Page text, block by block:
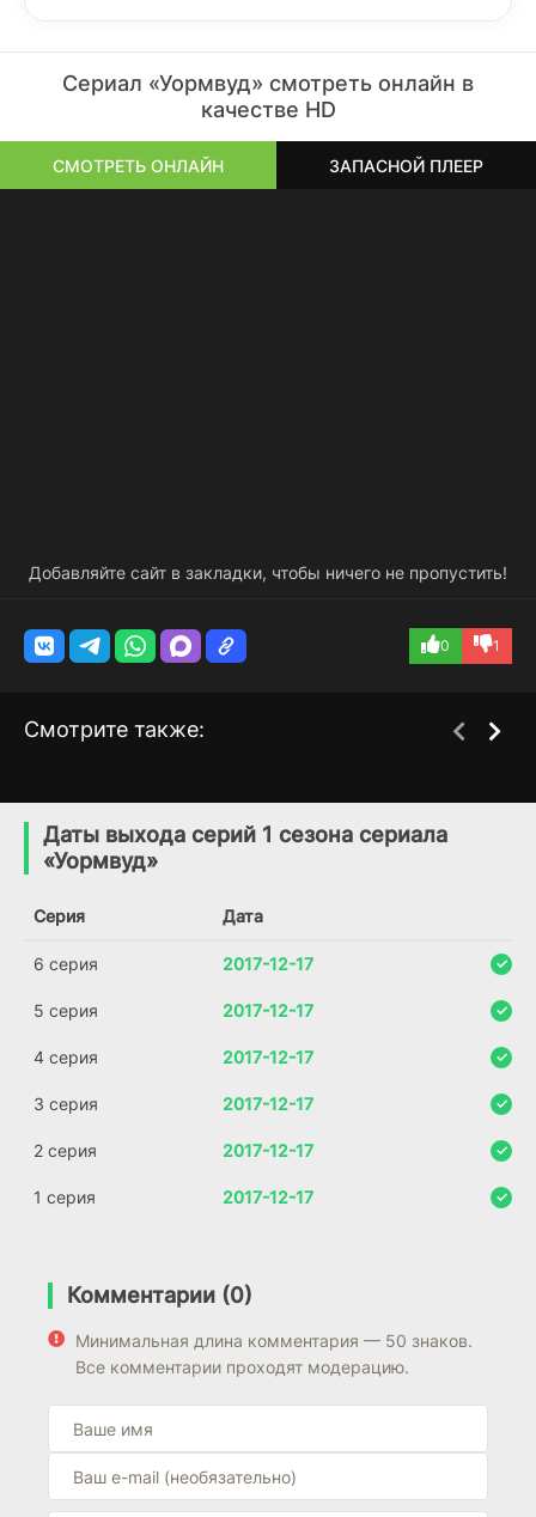
Сериал «Уормвуд» смотреть онлайн в
качестве HD
СМОТРЕТЬ ОНЛАЙН ЗАПАСНОЙ ПЛЕЕР
Добавляйте сайт в закладки, чтобы ничего не пропустить!
0 1
Смотрите также:
6.8
Даты выхода серий 1 сезона сериала
«Уормвуд»
Серия Дата
6 серия 2017-12-17
5 серия 2017-12-17
4 серия 2017-12-17
3 серия 2017-12-17
2 серия 2017-12-17
1 серия 2017-12-17
Комментарии (0)
Минимальная длина комментария — 50 знаков.
Все комментарии проходят модерацию.